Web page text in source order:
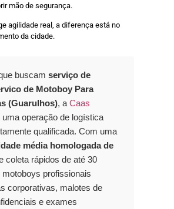
mão de segurança.
agilidade real, a diferença está no
da cidade.
buscam serviço de
de Motoboy Para
(Guarulhos), a Caas
uma operação de logística
qualificada. Com uma
média homologada de
coleta rápidos de até 30
profissionais
corporativas, malotes de
e exames